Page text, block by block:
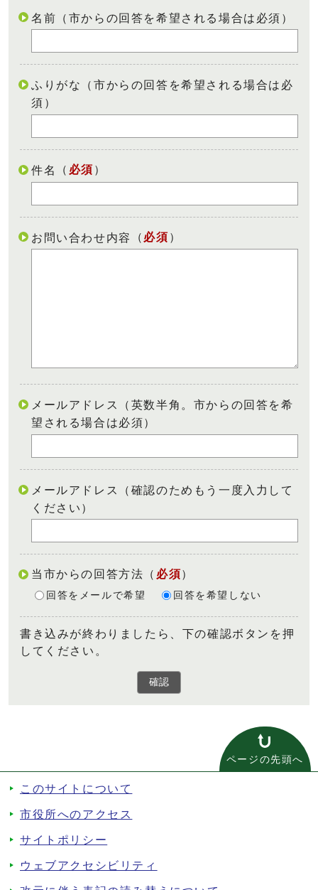
名前（市からの回答を希望される場合は必須）
ふりがな（市からの回答を希望される場合は必
須）
件名 （ 必須 ）
お問い合わせ内容 （ 必須 ）
メールアドレス（英数半角。市からの回答を希
望される場合は必須）
メールアドレス（確認のためもう一度入力して
ください）
当市からの回答方法 （ 必須）
回答をメールで希望 回答を希望しない
書き込みが終わりましたら、下の確認ボタンを押
してください。
確認
ページの先頭へ
このサイトについて
市役所へのアクセス
サイトポリシー
ウェブアクセシビリティ